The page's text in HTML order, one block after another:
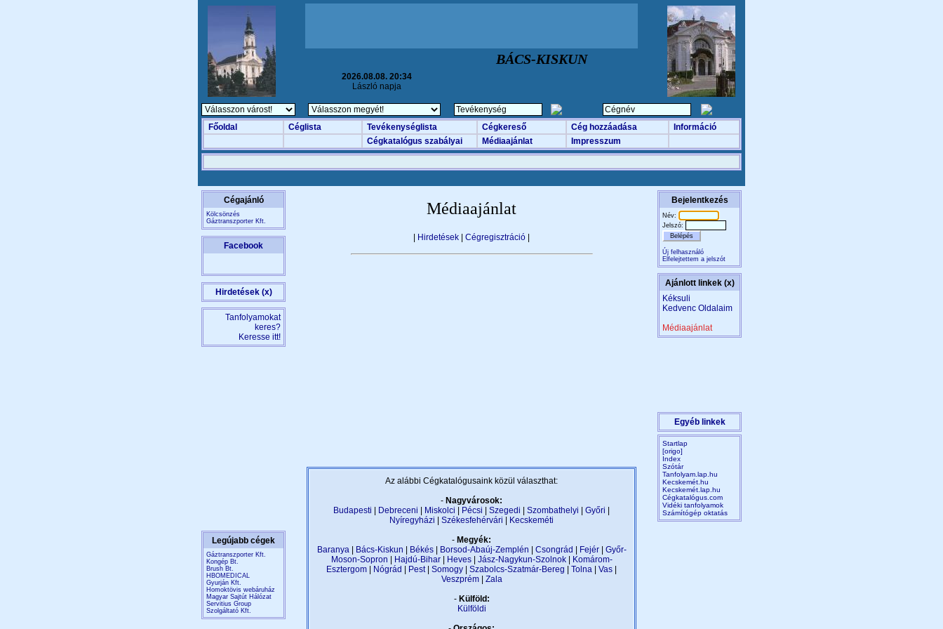
2026.08.08. 20:34
László napja
BÁCS-KISKUN
Főoldal Céglista Tevékenységlista Cégkereső Cég hozzáadása
Információ
Cégkatalógus szabályai
Médiaajánlat Impresszum
Cégajánló
Kölcsönzés
Gáztranszporter Kft.
Facebook
Hirdetések (x)
Tanfolyamokat
keres?
Keresse itt!
Legújabb cégek
Gáztranszporter Kft.
Kongép Bt.
Brush Bt.
HBOMEDICAL
Gyurján Kft.
Homoktövis webáruház
Magyar Sajtút Hálózat
Servitius Group
Szolgáltató Kft.
Médiaajánlat
| Hirdetések | Cégregisztráció |
Az alábbi Cégkatalógusaink közül választhat:
- Nagyvárosok:
Budapesti
Debreceni Miskolci Pécsi Szegedi Szombathelyi Győri
Nyíregyházi
Székesfehérvári
Kecskeméti
- Megyék:
Baranya| Bács-Kiskun Békés| Borsod-Abaúj-Zemplén Csongrád Fejér| Győr-
Moson-Sopron
Hajdú-Bihar| Heves| Jász-Nagykun-Szolnok|
Komárom-
Esztergom
Nógrád Pest| Somogy Szabolcs-Szatmár-Bereg Tolna Vas
Veszprém| Zala
- Külföld:
Külföldi
Bejelentkezés
Név:
Jelszó:
Új felhasználó
Elfelejtettem a jelszót
Ajánlott linkek (x)
Kéksuli
Kedvenc Oldalaim
Médiaajánlat
Egyéb linkek
Startlap
[origo]
Index
Szótár
Tanfolyam.lap.hu
Kecskemét.hu
Kecskemét.lap.hu
Cégkatalógus.com
Vidéki tanfolyamok
Számítógép oktatás